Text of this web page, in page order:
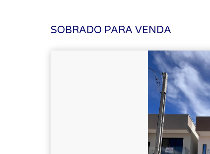
SOBRADO PARA VENDA